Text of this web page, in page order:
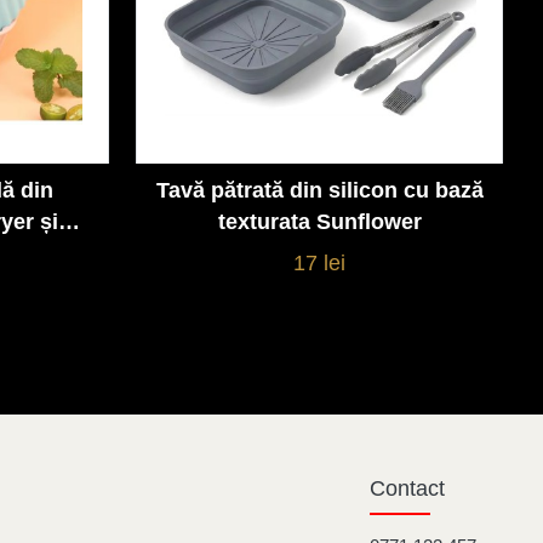
din
și
Vezi detalii
Tavă pătrată din silicon cu bază
texturata Sunflower
17 lei
Contact